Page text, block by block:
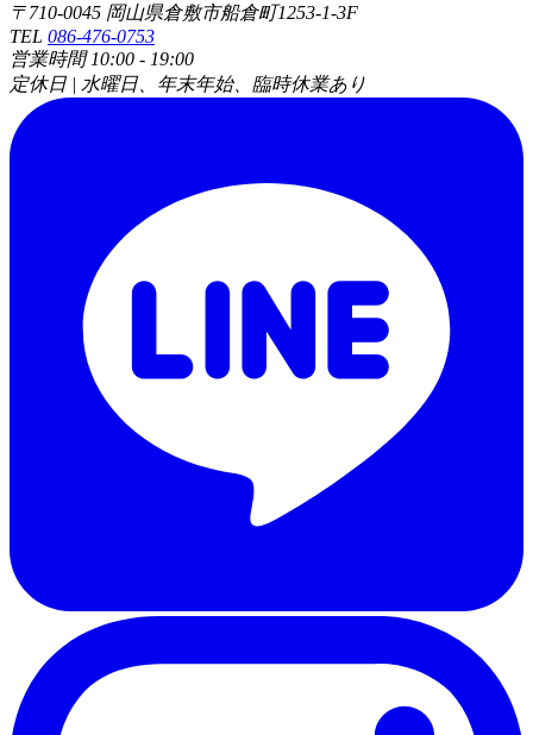
〒710-0045 岡山県倉敷市船倉町1253-1-3F
TEL 086-476-0753
営業時間 10:00 - 19:00
定休日 | 水曜日、年末年始、臨時休業あり